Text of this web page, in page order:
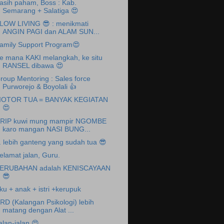
paham, Boss : Kab.
Semarang + Salatiga 😍
LIVING 😎 : menikmati
ANGIN PAGI dan ALAM SUN...
Support Program😍
mana KAKI melangkah, ke situ
RANSEL dibawa 😍
Mentoring : Sales force
Purworejo & Boyolali 👍
TUA = BANYAK KEGIATAN
😍
kuwi mung mampir NGOMBE
karo mangan NASI BUNG...
lebih ganteng yang sudah tua 😎
jalan, Guru.
adalah KENISCAYAAN
😎
+ anak + istri +kerupuk
(Kalangan Psikologi) lebih
matang dengan Alat ...